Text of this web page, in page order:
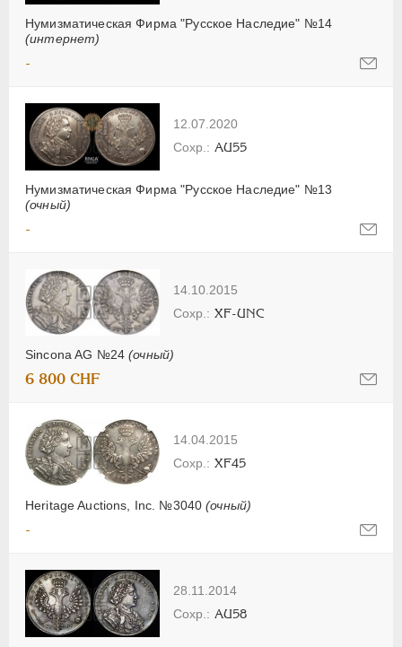
Нумизматическая Фирма "Русское Наследие" №14
(интернет)
-
12.07.2020
Нумизматическая Фирма "Русское Наследие" №13
(очный)
AU55
-
14.10.2015
Sincona AG №24(очный)
XF-UNC
6 800 CHF
14.04.2015
Heritage Auctions, Inc. №3040(очный)
XF45
-
28.11.2014
AU58